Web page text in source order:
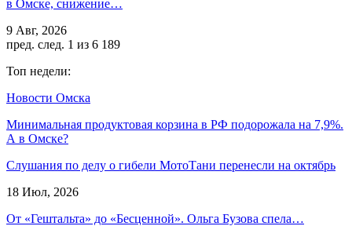
в Омске, снижение…
9 Авг, 2026
пред. след. 1 из 6 189
Топ недели:
Новости Омска
Минимальная продуктовая корзина в РФ подорожала на 7,9%.
А в Омске?
Слушания по делу о гибели МотоТани перенесли на октябрь
18 Июл, 2026
От «Гештальта» до «Бесценной». Ольга Бузова спела…